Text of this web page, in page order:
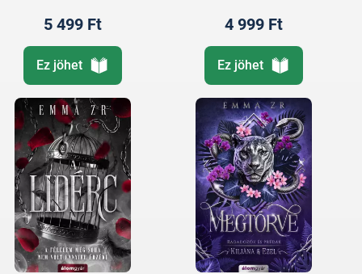
5 499 Ft
Ez jöhet
4 999 Ft
Ez jöhet